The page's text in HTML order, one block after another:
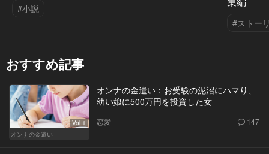
#小説
#ストー
おすすめ記事
Vol.1
オンナの金遣い
オンナの金遣い：お受験の泥沼にハマり、
幼い娘に500万円を投資した女
恋愛 147